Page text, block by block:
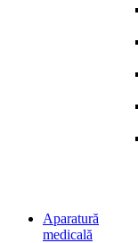
Aparatură
medicală